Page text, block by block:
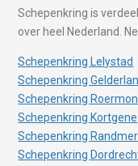
Schepenkring is
over heel Nederland.
Schepenkring Lelystad
Schepenkring
Schepenkring
Schepenkring Kortgene
Schepenkring
Schepenkring